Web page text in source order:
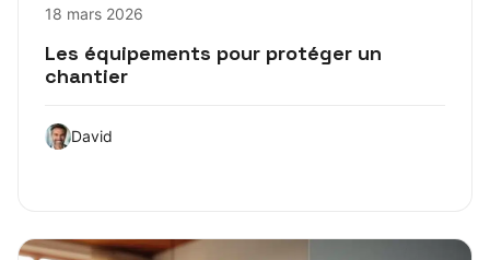
18 mars 2026
Les équipements pour protéger un
chantier
David